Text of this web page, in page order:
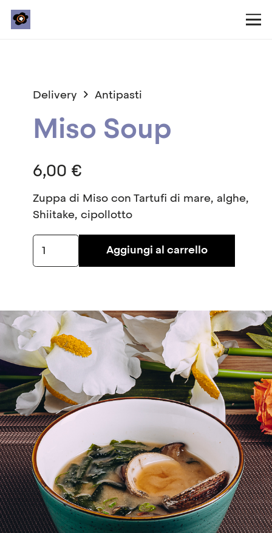
Delivery Antipasti
Miso Soup
6,00 €
Zuppa di Miso con Tartufi di mare, alghe,
Shiitake, cipollotto
Aggiungi al carrello